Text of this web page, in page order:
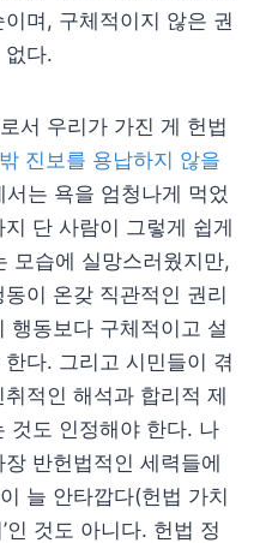
며, 구체적이지 않은 권
없다.
서 우리가 가진 게 헌법
진보를 용납하지 않을
는 욕을 엄청나게 먹었
단 사람이 그렇게 쉽게
모습에 실망스러웠지만,
이 온갖 직관적인 권리
행동보다 구체적이고 설
다. 그리고 시민들이 겪
적인 해석과 합리적 제
것도 인정해야 한다. 나
반헌법적인 세력들에
늘 안타깝다(헌법 가치
인 것도 아니다. 헌법 정